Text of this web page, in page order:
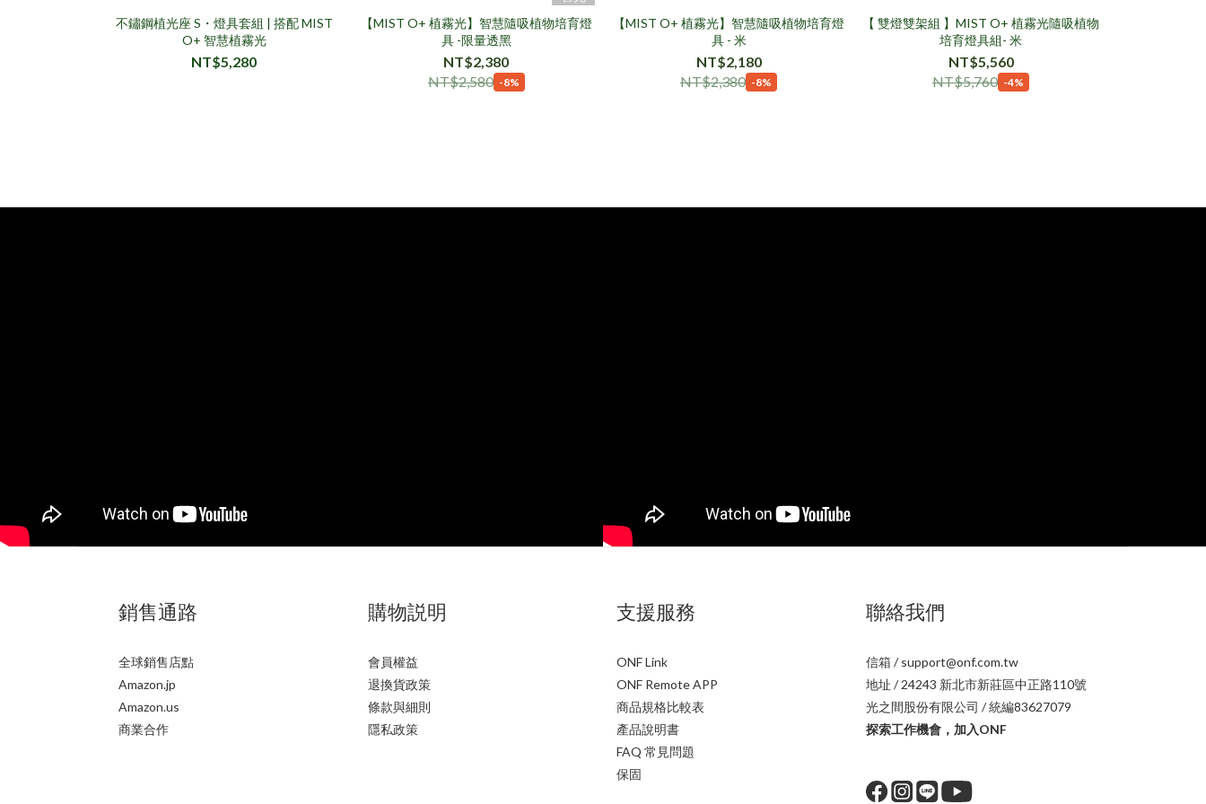
不鏽鋼植光座 S・燈具套組 | 搭配 MIST
O+ 智慧植霧光
NT$5,280
【MIST O+ 植霧光】智慧隨吸植物培育燈
具 -限量透黑
NT$2,380
NT$2,580 -8%
【MIST O+ 植霧光】智慧隨吸植物培育燈
具 - 米
NT$2,180
NT$2,380 -8%
【 雙燈雙架組 】MIST O+ 植霧光隨吸植物
培育燈具組- 米
NT$5,560
NT$5,760 -4%
銷售通路
全球銷售店點
Amazon.jp
Amazon.us
商業合作
購物説明
會員權益
退換貨政策
條款與細則
隱私政策
支援服務
ONF Link
ONF Remote APP
商品規格比較表
產品說明書
FAQ 常見問題
保固
聯絡我們
信箱 / support@onf.com.tw
地址 / 24243 新北市新莊區中正路110號
光之間股份有限公司 / 統編83627079
探索工作機會，加入ONF